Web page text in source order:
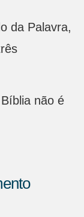
da Palavra,
não é